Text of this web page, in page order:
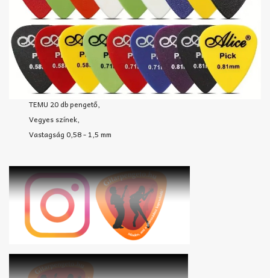
TEMU 20 db pengető,
Vegyes színek,
Vastagság 0,58 - 1,5 mm